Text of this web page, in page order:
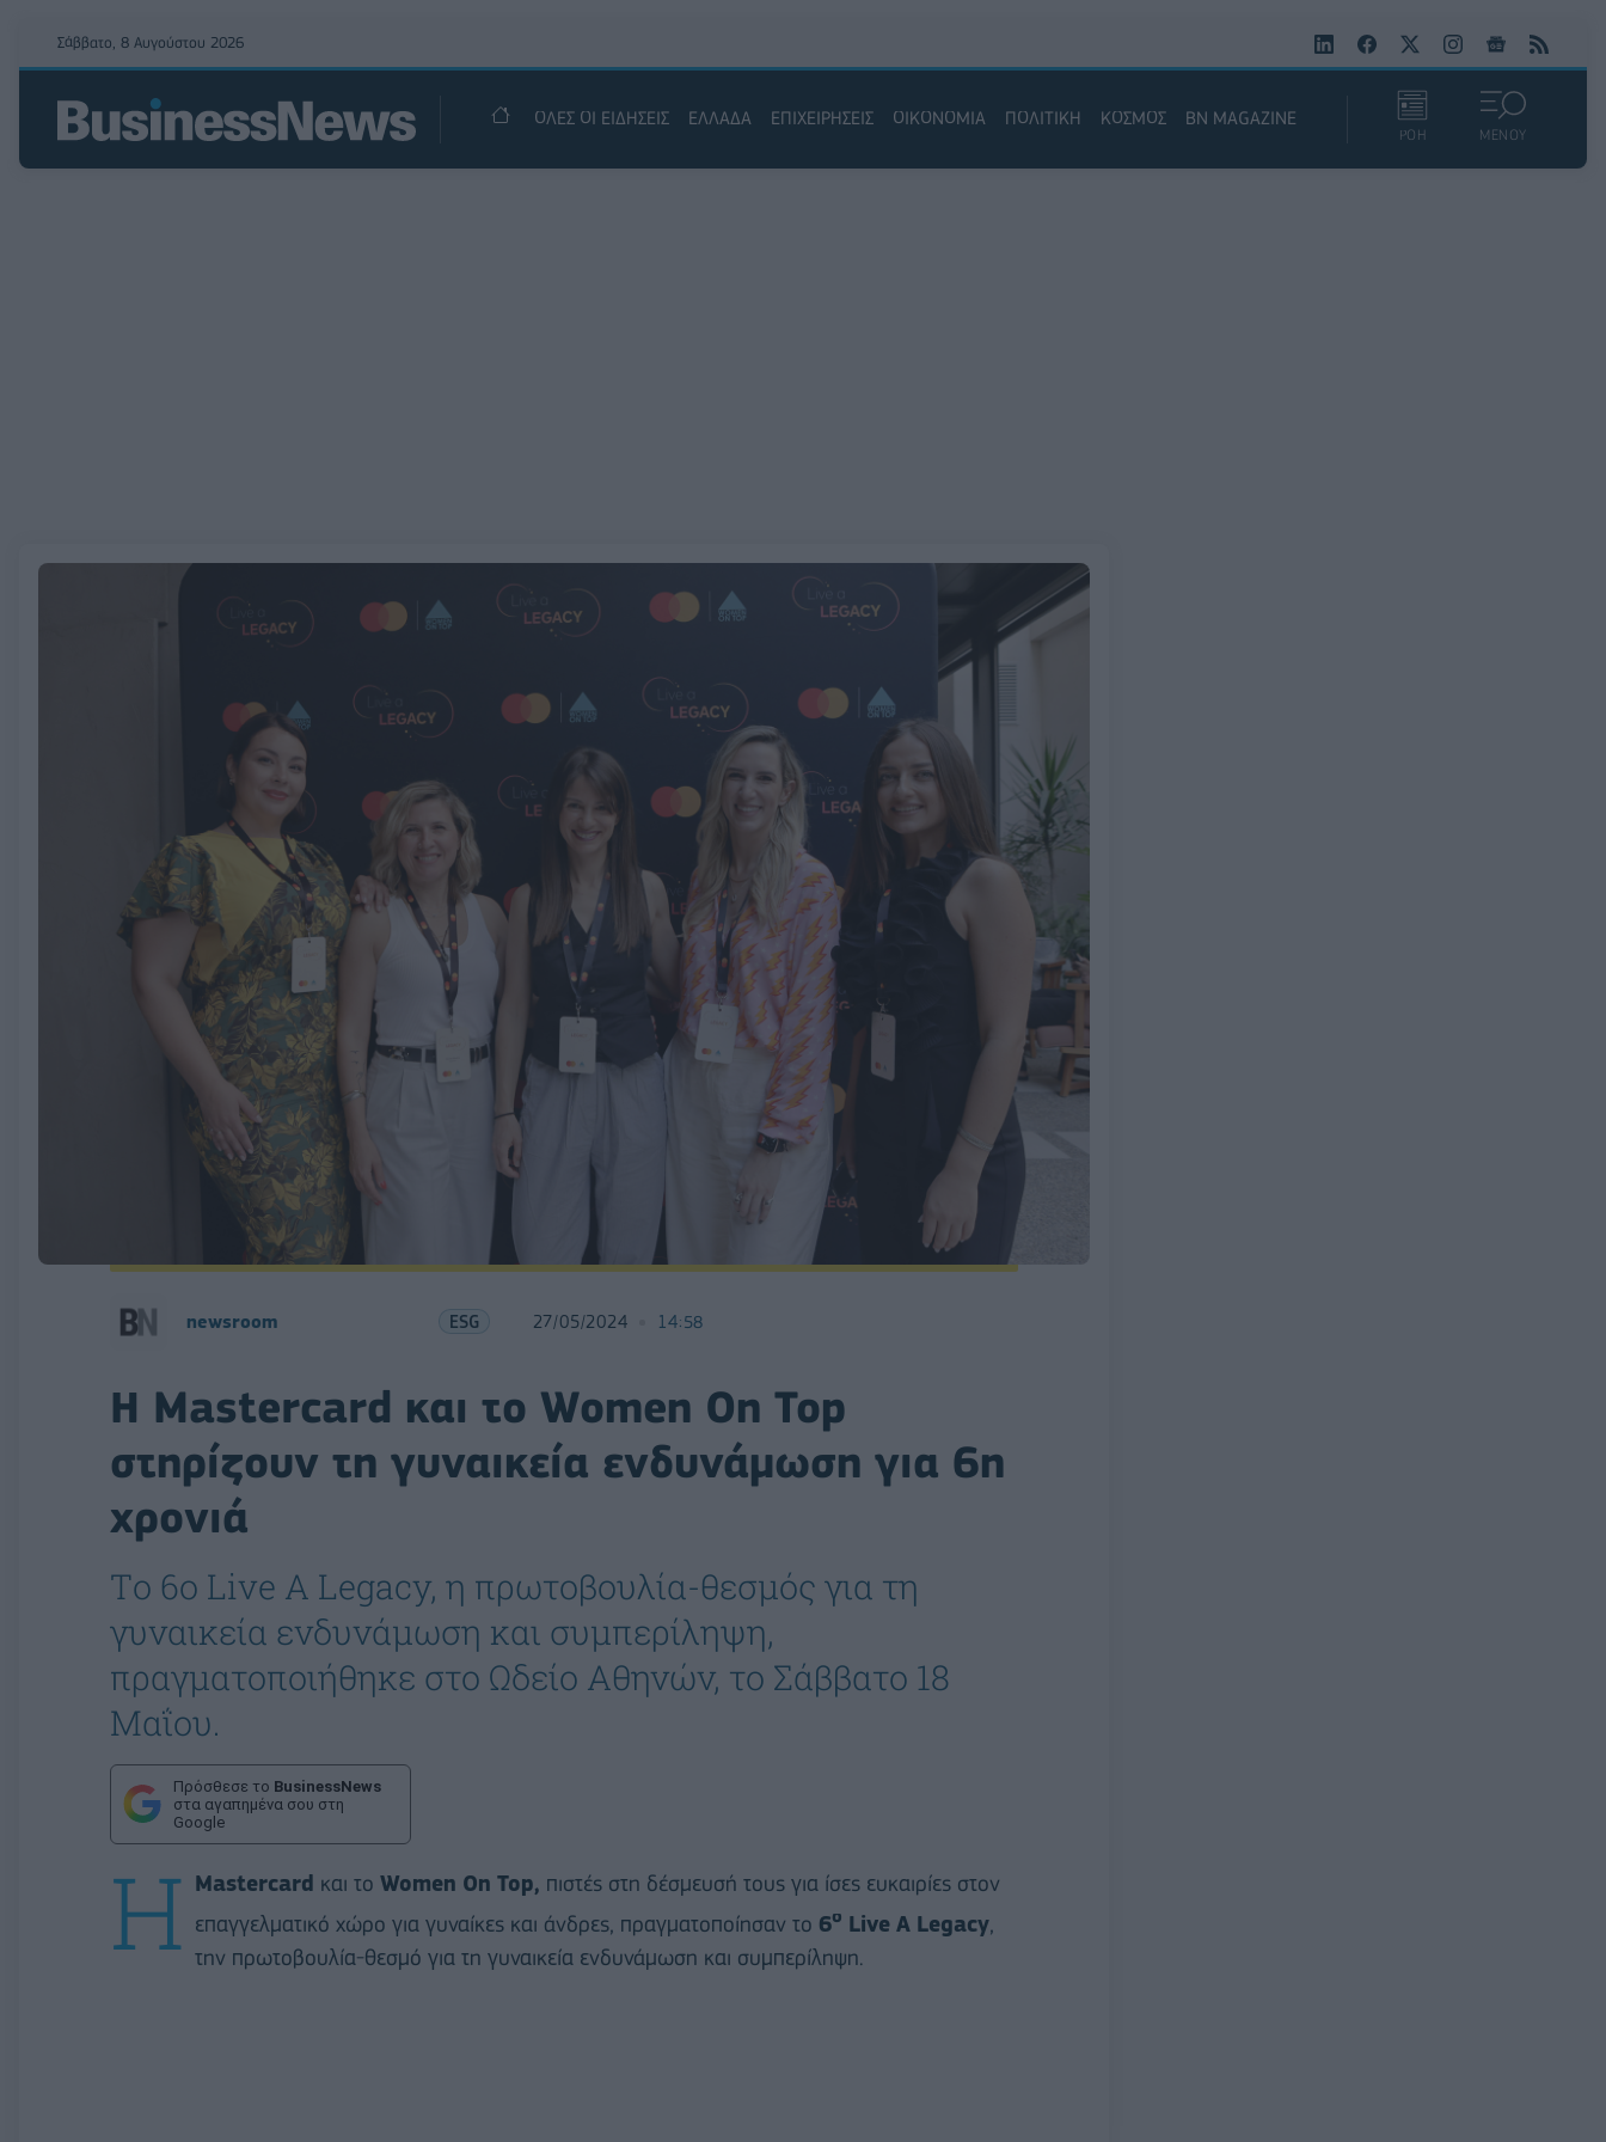
Σάββατο, 8 Αυγούστου 2026
ΟΛΕΣ ΟΙ ΕΙΔΗΣΕΙΣ ΕΛΛΑΔΑ ΕΠΙΧΕΙΡΗΣΕΙΣ ΟΙΚΟΝΟΜΙΑ ΠΟΛΙΤΙΚΗ ΚΟΣΜΟΣ BN MAGAZINE
ΡΟΗ ΜΕΝΟΥ
newsroom ESG 27/05/2024 14:58
Η Mastercard και το Women On Top
στηρίζουν τη γυναικεία ενδυνάμωση για 6η
χρονιά
Tο 6ο Live A Legacy, η πρωτοβουλία-θεσμός για τη
γυναικεία ενδυνάμωση και συμπερίληψη,
πραγματοποιήθηκε στο Ωδείο Αθηνών, το Σάββατο 18
Μαΐου.
Πρόσθεσε το BusinessNews
στα αγαπημένα σου στη
Google
Η Mastercard και το Women On Top, πιστές στη δέσμευσή τους για ίσες ευκαιρίες στον
επαγγελματικό χώρο για γυναίκες και άνδρες, πραγματοποίησαν το 6ο Live A Legacy,
την πρωτοβουλία-θεσμό για τη γυναικεία ενδυνάμωση και συμπερίληψη.